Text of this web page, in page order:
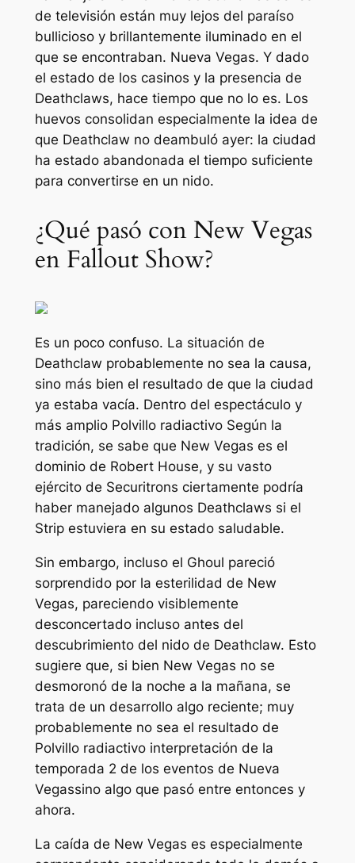
de televisión están muy lejos del paraíso
bullicioso y brillantemente iluminado en el
que se encontraban. Nueva Vegas. Y dado
el estado de los casinos y la presencia de
Deathclaws, hace tiempo que no lo es. Los
huevos consolidan especialmente la idea de
que Deathclaw no deambuló ayer: la ciudad
ha estado abandonada el tiempo suficiente
para convertirse en un nido.
¿Qué pasó con New Vegas
en Fallout Show?
Es un poco confuso. La situación de
Deathclaw probablemente no sea la causa,
sino más bien el resultado de que la ciudad
ya estaba vacía. Dentro del espectáculo y
más amplio Polvillo radiactivoSegún la
tradición, se sabe que New Vegas es el
dominio de Robert House, y su vasto
ejército de Securitrons ciertamente podría
haber manejado algunos Deathclaws si el
Strip estuviera en su estado saludable.
Sin embargo, incluso el Ghoul pareció
sorprendido por la esterilidad de New
Vegas, pareciendo visiblemente
desconcertado incluso antes del
descubrimiento del nido de Deathclaw. Esto
sugiere que, si bien New Vegas no se
desmoronó de la noche a la mañana, se
trata de un desarrollo algo reciente; muy
probablemente no sea el resultado de
Polvillo radiactivo interpretación de la
temporada 2 de los eventos de Nueva
Vegassino algo que pasó entre entonces y
ahora.
La caída de New Vegas es especialmente